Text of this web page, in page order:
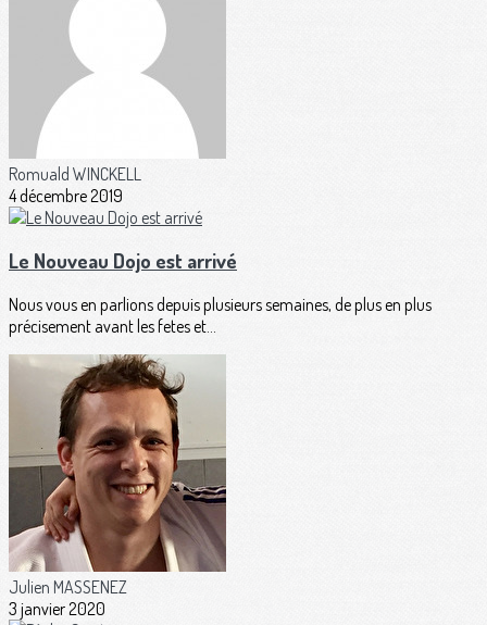
Romuald WINCKELL
4 décembre 2019
Le Nouveau Dojo est arrivé
Nous vous en parlions depuis plusieurs semaines, de plus en plus
précisement avant les fetes et...
Julien MASSENEZ
3 janvier 2020